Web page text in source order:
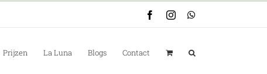
FacebookInstagramWhatsApp
Prijzen La Luna Blogs Contact